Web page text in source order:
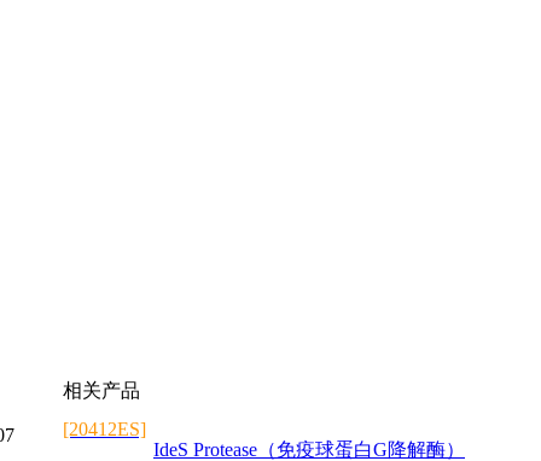
相关产品
[20412ES]
IdeS Protease（免疫球蛋白G降解酶）